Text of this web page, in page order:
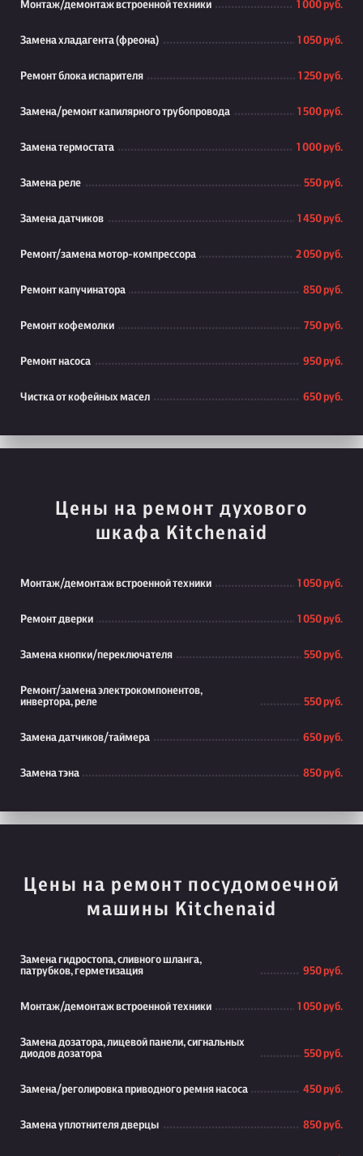
Монтаж/демонтаж встроенной техники 1 000 руб.
Замена хладагента (фреона) 1 050 руб.
Ремонт блока испарителя 1 250 руб.
Замена/ремонт капилярного трубопровода 1 500 руб.
Замена термостата 1 000 руб.
Замена реле 550 руб.
Замена датчиков 1 450 руб.
Ремонт/замена мотор-компрессора 2 050 руб.
Ремонт капучинатора 850 руб.
Ремонт кофемолки 750 руб.
Ремонт насоса 950 руб.
Чистка от кофейных масел 650 руб.
Цены на ремонт духового
шкафа Kitchenaid
Монтаж/демонтаж встроенной техники 1 050 руб.
Ремонт дверки 1 050 руб.
Замена кнопки/переключателя 550 руб.
Ремонт/замена электрокомпонентов,
инвертора, реле
550 руб.
Замена датчиков/таймера 650 руб.
Замена тэна 850 руб.
Цены на ремонт посудомоечной
машины Kitchenaid
Замена гидростопа, сливного шланга,
патрубков, герметизация
950 руб.
Монтаж/демонтаж встроенной техники 1 050 руб.
Замена дозатора, лицевой панели, сигнальных
диодов дозатора
550 руб.
Замена/реголировка приводного ремня насоса 450 руб.
Замена уплотнителя дверцы 850 руб.